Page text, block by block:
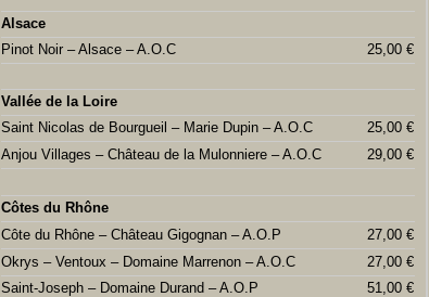
Alsace
Pinot Noir – Alsace – A.O.C
25,00 €
Vallée de la Loire
Saint Nicolas de Bourgueil – Marie Dupin – A.O.C
25,00 €
Anjou Villages – Château de la Mulonniere – A.O.C
29,00 €
Côtes du Rhône
Côte du Rhône – Château Gigognan – A.O.P
27,00 €
Okrys – Ventoux – Domaine Marrenon – A.O.C
27,00 €
Saint-Joseph – Domaine Durand – A.O.P
51,00 €